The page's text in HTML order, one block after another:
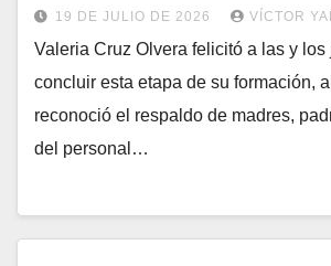
19 DE JULIO DE 2026 VÍCTOR
Valeria Cruz Olvera felicitó a las y los
concluir esta etapa de su formación,
reconoció el respaldo de madres,
del personal…